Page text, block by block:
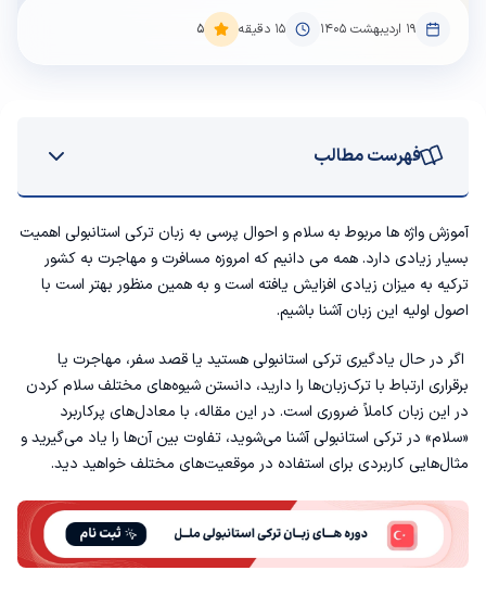
۱۹ اردیبهشت ۱۴۰۵ 15 دقیقه 5
فهرست مطالب
سلام به ترکی استانبولی چی میشه؟
سلام و احوالپرسی به زبان ترکی استانبولی با تلفظ
مثال هایی برای احوالپرسی به ترکی استانبولی
سلام به صورت غیر رسمی در زبان ترکی استانبولی
آموزش واژه ها مربوط به سلام و احوال پرسی به زبان ترکی استانبولی اهمیت
بسیار زیادی دارد. همه می دانیم که امروزه مسافرت و مهاجرت به کشور
ترکیه به میزان زیادی افزایش یافته است و به همین منظور بهتر است با
اصول اولیه این زبان آشنا باشیم.
اگر در حال یادگیری ترکی استانبولی هستید یا قصد سفر، مهاجرت یا
برقراری ارتباط با ترک‌زبان‌ها را دارید، دانستن شیوه‌های مختلف سلام کردن
در این زبان کاملاً ضروری است. در این مقاله، با معادل‌های پرکاربرد
«سلام» در ترکی استانبولی آشنا می‌شوید، تفاوت بین آن‌ها را یاد می‌گیرید و
مثال‌هایی کاربردی برای استفاده در موقعیت‌های مختلف خواهید دید.